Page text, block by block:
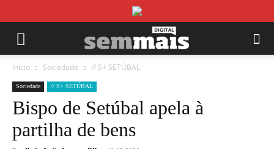
Início Sociedade // S+ SETÚBAL
Sociedade // S+ SETÚBAL
Bispo de Setúbal apela à
partilha de bens